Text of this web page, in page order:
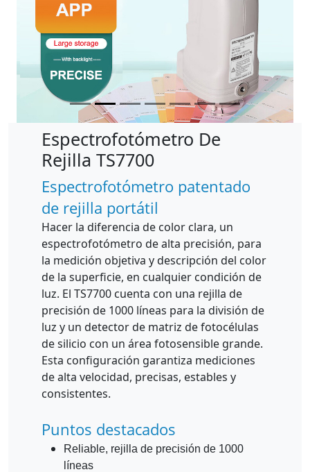
Espectrofotómetro De
Rejilla TS7700
Espectrofotómetro patentado
de rejilla portátil
Hacer la diferencia de color clara, un
espectrofotómetro de alta precisión, para
la medición objetiva y descripción del color
de la superficie, en cualquier condición de
luz. El TS7700 cuenta con una rejilla de
precisión de 1000 líneas para la división de
luz y un detector de matriz de fotocélulas
de silicio con un área fotosensible grande.
Esta configuración garantiza mediciones
de alta velocidad, precisas, estables y
consistentes.
Puntos destacados
Reliable, rejilla de precisión de 1000
líneas